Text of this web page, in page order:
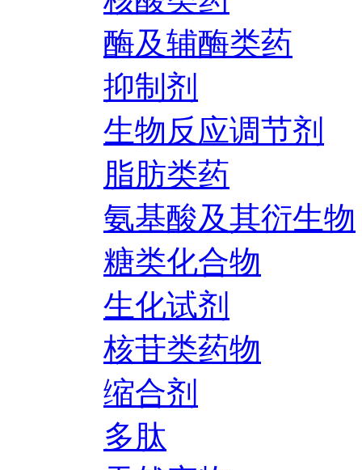
酶及辅酶类药
抑制剂
生物反应调节剂
脂肪类药
氨基酸及其衍生物
糖类化合物
生化试剂
核苷类药物
缩合剂
多肽